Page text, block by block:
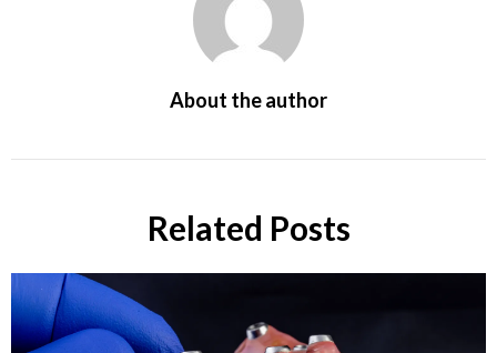
About the author
Related Posts